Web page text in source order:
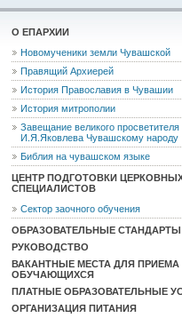
О ЕПАРХИИ
Новомученики земли Чувашской
Правящий Архиерей
История Православия в Чувашии
История митрополии
Завещание великого
И.Я.Яковлева Чувашскому народу
Библия на чувашском языке
ЦЕНТР ПОДГОТОВКИ
СПЕЦИАЛИСТОВ
Сектор заочного обучения
ОБРАЗОВАТЕЛЬНЫЕ СТАНДАРТЫ
РУКОВОДСТВО
ВАКАНТНЫЕ МЕСТА ДЛЯ ПРИЕМА
ОБУЧАЮЩИХСЯ
ПЛАТНЫЕ ОБРАЗОВАТЕЛЬНЫЕ
ОРГАНИЗАЦИЯ ПИТАНИЯ